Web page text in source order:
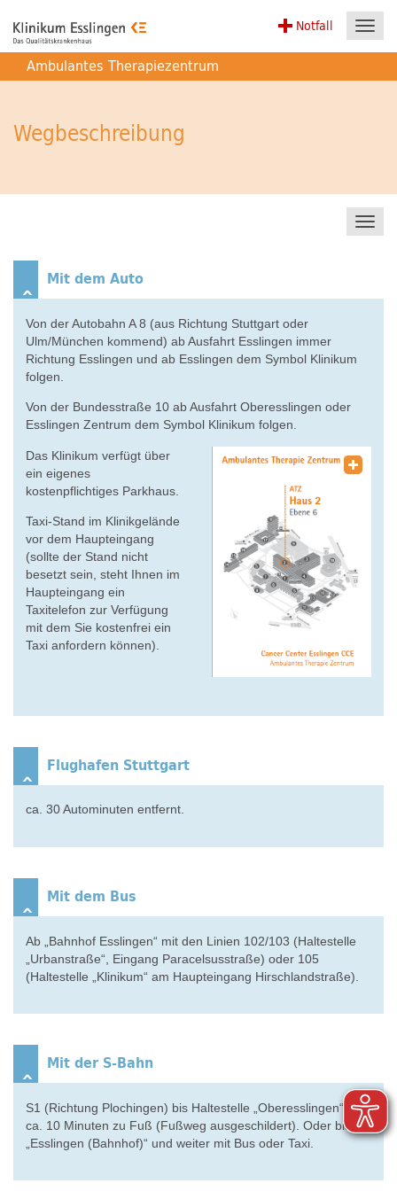
Notfall
Ambulantes Therapiezentrum
Wegbeschreibung
Mit dem Auto
Von der Autobahn A 8 (aus Richtung Stuttgart oder
Ulm/München kommend) ab Ausfahrt Esslingen immer
Richtung Esslingen und ab Esslingen dem Symbol Klinikum
folgen.
Von der Bundesstraße 10 ab Ausfahrt Oberesslingen oder
Esslingen Zentrum dem Symbol Klinikum folgen.
Das Klinikum verfügt über
ein eigenes
kostenpflichtiges Parkhaus.
Taxi-Stand im Klinikgelände
vor dem Haupteingang
(sollte der Stand nicht
besetzt sein, steht Ihnen im
Haupteingang ein
Taxitelefon zur Verfügung
mit dem Sie kostenfrei ein
Taxi anfordern können).
Flughafen Stuttgart
ca. 30 Autominuten entfernt.
Mit dem Bus
Ab „Bahnhof Esslingen“ mit den Linien 102/103 (Haltestelle
„Urbanstraße“, Eingang Paracelsusstraße) oder 105
(Haltestelle „Klinikum“ am Haupteingang Hirschlandstraße).
Mit der S-Bahn
S1 (Richtung Plochingen) bis Haltestelle „Oberesslingen“ und
ca. 10 Minuten zu Fuß (Fußweg ausgeschildert). Oder bis
„Esslingen (Bahnhof)“ und weiter mit Bus oder Taxi.